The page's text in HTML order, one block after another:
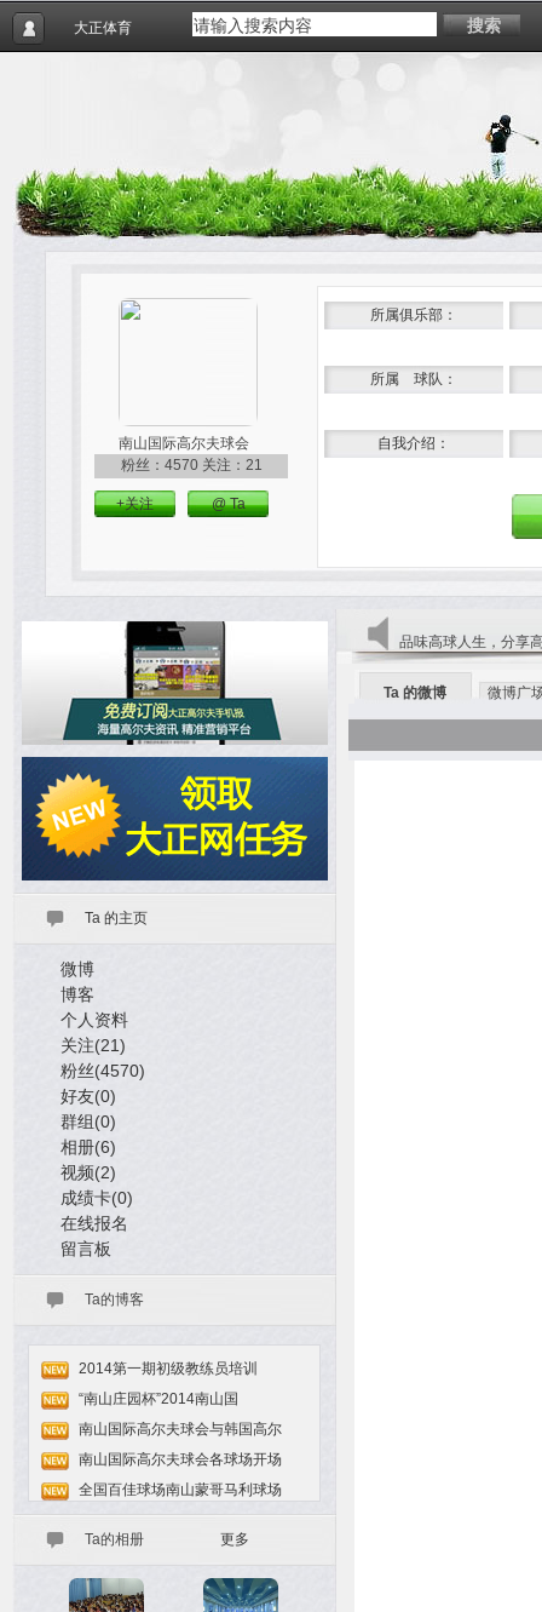
大正体育 搜索
南山国际高尔夫球会
粉丝：4570 关注：21
+关注 @ Ta
所属俱乐部：
所属 球队：
自我介绍：
Ta 的主页
微博
博客
个人资料
关注(21)
粉丝(4570)
好友(0)
群组(0)
相册(6)
视频(2)
成绩卡(0)
在线报名
留言板
Ta的博客
2014第一期初级教练员培训
“南山庄园杯”2014南山国
南山国际高尔夫球会与韩国高尔
南山国际高尔夫球会各球场开场
全国百佳球场南山蒙哥马利球场
Ta的相册 更多
品味高球人生，分享
Ta 的微博 微博广